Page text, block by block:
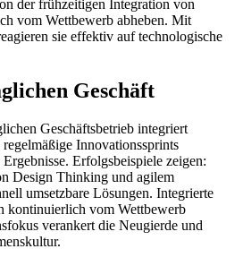
der frühzeitigen Integration von
vom Wettbewerb abheben. Mit
sie effektiv auf technologische
Geschäft
Geschäftsbetrieb integriert
Innovationssprints
Erfolgsbeispiele zeigen:
Design Thinking und agilem
umsetzbare Lösungen. Integrierte
kontinuierlich vom Wettbewerb
verankert die Neugierde und